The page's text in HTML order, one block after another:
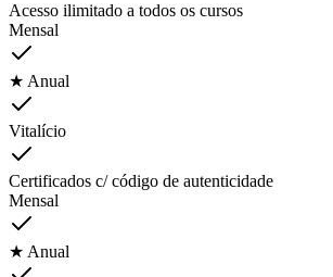
Acesso ilimitado a todos os cursos
Mensal
★ Anual
Vitalício
Certificados c/ código de autenticidade
Mensal
★ Anual